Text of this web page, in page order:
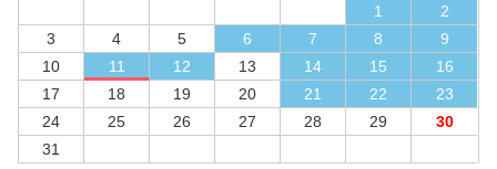
1
2
3
4 5 6 7 8
9
10
11 12 13 14 15
16
17
18 19 20 21 22
23
24
25 26 27 28 29
30
31